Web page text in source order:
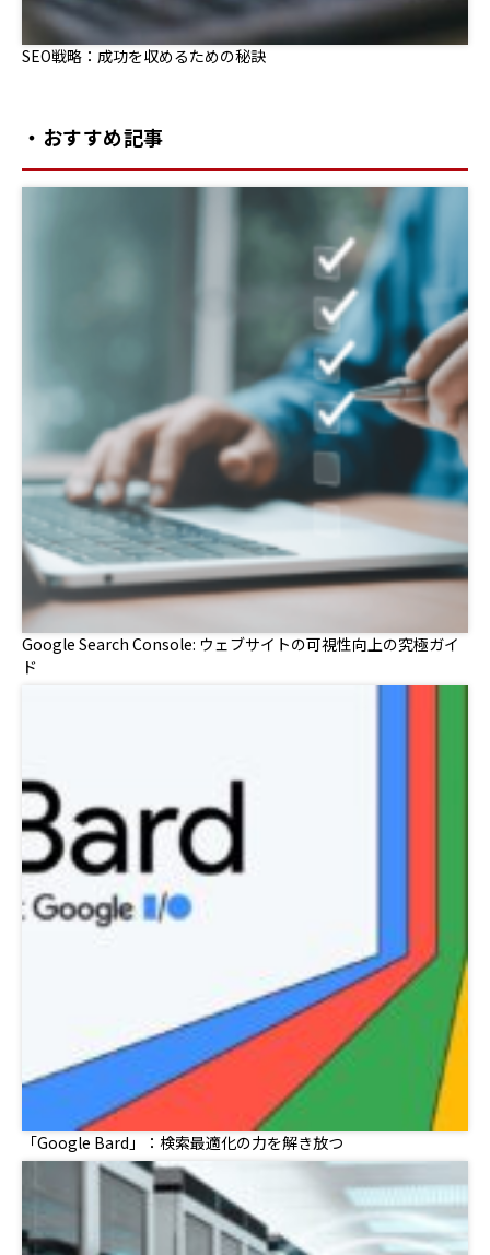
SEO戦略：成功を収めるための秘訣
・おすすめ記事
Google Search Console: ウェブサイトの可視性向上の究極ガイ
ド
「Google Bard」：検索最適化の力を解き放つ